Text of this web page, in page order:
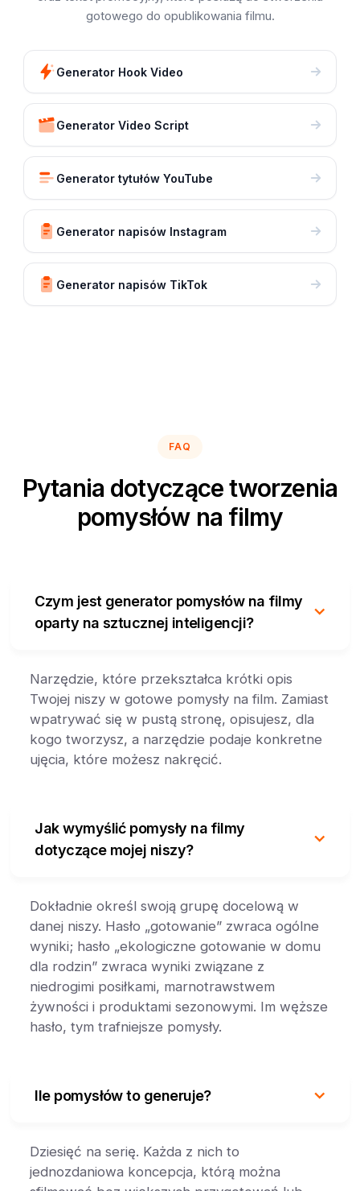
gotowego do opublikowania filmu.
Generator Hook Video
Generator Video Script
Generator tytułów YouTube
Generator napisów Instagram
Generator napisów TikTok
FAQ
Pytania dotyczące tworzenia
pomysłów na filmy
Czym jest generator pomysłów na filmy
oparty na sztucznej inteligencji?
Narzędzie, które przekształca krótki opis
Twojej niszy w gotowe pomysły na film. Zamiast
wpatrywać się w pustą stronę, opisujesz, dla
kogo tworzysz, a narzędzie podaje konkretne
ujęcia, które możesz nakręcić.
Jak wymyślić pomysły na filmy
dotyczące mojej niszy?
Dokładnie określ swoją grupę docelową w
danej niszy. Hasło „gotowanie” zwraca ogólne
wyniki; hasło „ekologiczne gotowanie w domu
dla rodzin” zwraca wyniki związane z
niedrogimi posiłkami, marnotrawstwem
żywności i produktami sezonowymi. Im węższe
hasło, tym trafniejsze pomysły.
Ile pomysłów to generuje?
Dziesięć na serię. Każda z nich to
jednozdaniowa koncepcja, którą można